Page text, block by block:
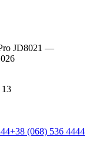
JD8021 —
13
+38 (068) 536 4444